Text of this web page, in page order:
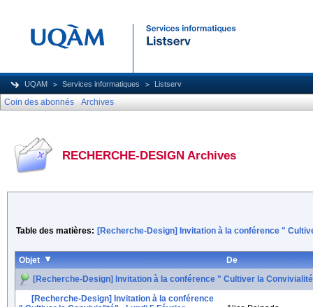
UQAM Services informatiques Listserv
Coin des abonnés Archives
RECHERCHE-DESIGN Archives
Table des matières: [Recherche-Design] Invitation à la conférence "
Objet
De
[Recherche-Design] Invitation à la conférence " Cultiver la
[Recherche-Design] Invitation à la conférence